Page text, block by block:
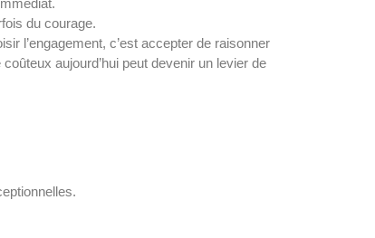
du courage.
l’engagement, c’est accepter de raisonner
aujourd’hui peut devenir un levier de